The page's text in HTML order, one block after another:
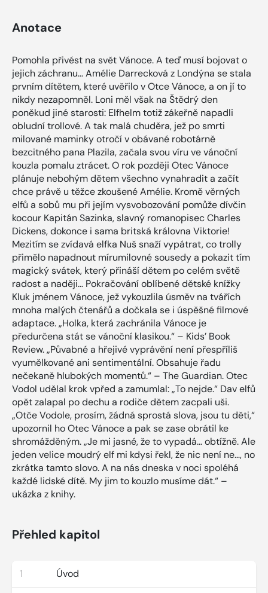
Anotace
Pomohla přivést na svět Vánoce. A teď musí bojovat o
jejich záchranu… Amélie Darrecková z Londýna se stala
prvním dítětem, které uvěřilo v Otce Vánoce, a on jí to
nikdy nezapomněl. Loni měl však na Štědrý den
poněkud jiné starosti: Elfhelm totiž zákeřně napadli
obludní trollové. A tak malá chuděra, jež po smrti
milované maminky otročí v obávané robotárně
bezcitného pana Plazila, začala svou víru ve vánoční
kouzla pomalu ztrácet. O rok později Otec Vánoce
plánuje nebohým dětem všechno vynahradit a začít
chce právě u těžce zkoušené Amélie. Kromě věrných
elfů a sobů mu při jejím vysvobozování pomůže dívčin
kocour Kapitán Sazinka, slavný romanopisec Charles
Dickens, dokonce i sama britská královna Viktorie!
Mezitím se zvídavá elfka Nuš snaží vypátrat, co trolly
přimělo napadnout mírumilovné sousedy a pokazit tím
magický svátek, který přináší dětem po celém světě
radost a naději… Pokračování oblíbené dětské knížky
Kluk jménem Vánoce, jež vykouzlila úsměv na tvářích
mnoha malých čtenářů a dočkala se i úspěšné filmové
adaptace. „Holka, která zachránila Vánoce je
předurčena stát se vánoční klasikou.“ – Kids’ Book
Review. „Půvabné a hřejivé vyprávění není přespříliš
vyumělkované ani sentimentální. Obsahuje řadu
nečekaně hlubokých momentů.“ – The Guardian. Otec
Vodol udělal krok vpřed a zamumlal: „To nejde.“ Dav elfů
opět zalapal po dechu a rodiče dětem zacpali uši.
„Otče Vodole, prosím, žádná sprostá slova, jsou tu děti,“
upozornil ho Otec Vánoce a pak se zase obrátil ke
shromážděným. „Je mi jasné, že to vypadá… obtížně. Ale
jeden velice moudrý elf mi kdysi řekl, že nic není ne…, no
zkrátka tamto slovo. A na nás dneska v noci spoléhá
každé lidské dítě. My jim to kouzlo musíme dát.“ –
ukázka z knihy.
Přehled kapitol
1 Úvod